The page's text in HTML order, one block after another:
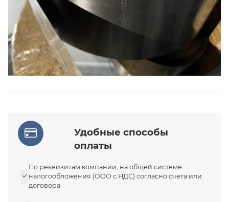
Удобные способы
оплаты
По реквизитам компании, на общей системе
налогообложения (ООО с НДС) согласно счета или
договора